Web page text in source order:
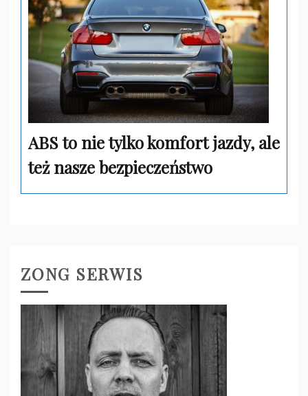
ABS to nie tylko komfort jazdy, ale
też nasze bezpieczeństwo
ZONG SERWIS